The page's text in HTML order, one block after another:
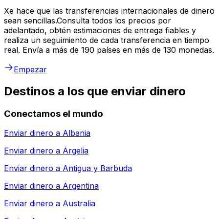
Xe hace que las transferencias internacionales de dinero
sean sencillas.Consulta todos los precios por
adelantado, obtén estimaciones de entrega fiables y
realiza un seguimiento de cada transferencia en tiempo
real. Envía a más de 190 países en más de 130 monedas.
Empezar
Destinos a los que enviar dinero
Conectamos el mundo
Enviar dinero a Albania
Enviar dinero a Argelia
Enviar dinero a Antigua y Barbuda
Enviar dinero a Argentina
Enviar dinero a Australia